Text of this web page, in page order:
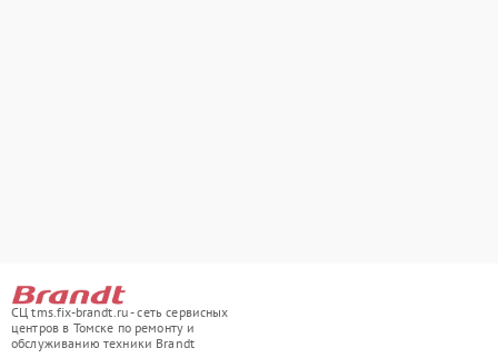
СЦ tms.fix-brandt.ru - сеть сервисных
центров в Томске по ремонту и
обслуживанию техники Brandt